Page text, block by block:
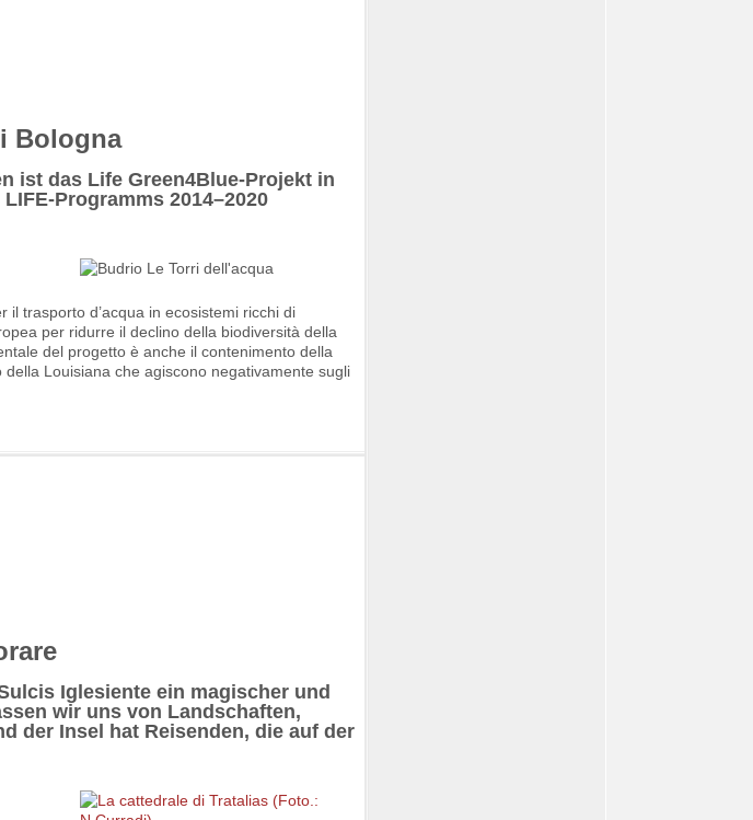
Bologna
ist das Life Green4Blue-Projekt in
Programms 2014–2020
trasporto d’acqua in ecosistemi ricchi di
per ridurre il declino della biodiversità della
del progetto è anche il contenimento della
Louisiana che agiscono negativamente sugli
Iglesiente ein magischer und
wir uns von Landschaften,
der Insel hat Reisenden, die auf der